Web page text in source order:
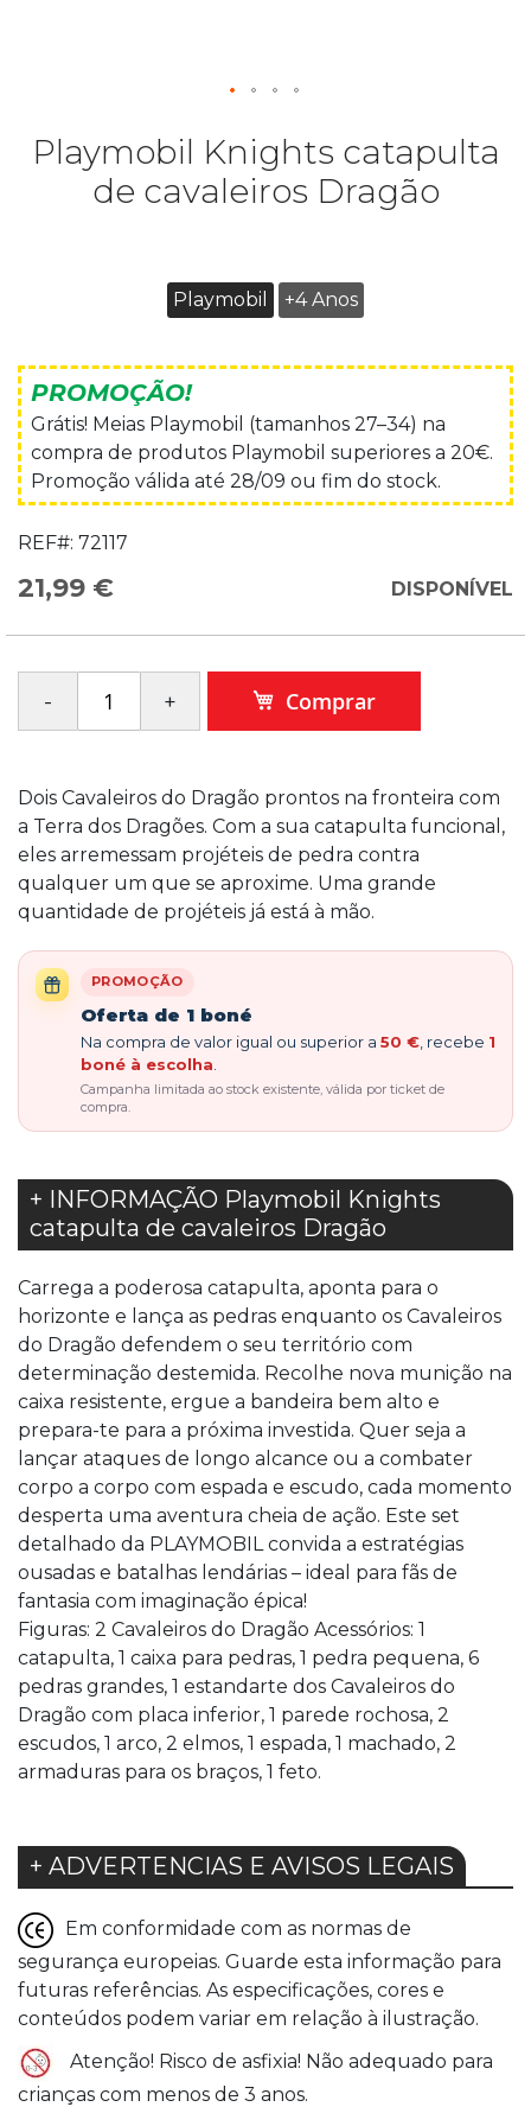
Playmobil Knights catapulta
de cavaleiros Dragão
Playmobil +4 Anos
PROMOÇÃO!
Grátis! Meias Playmobil (tamanhos 27–34) na
compra de produtos Playmobil superiores a 20€.
Promoção válida até 28/09 ou fim do stock.
REF#: 72117
21,99 € DISPONÍVEL
Comprar
Dois Cavaleiros do Dragão prontos na fronteira com
a Terra dos Dragões. Com a sua catapulta funcional,
eles arremessam projéteis de pedra contra
qualquer um que se aproxime. Uma grande
quantidade de projéteis já está à mão.
PROMOÇÃO
Oferta de 1 boné
Na compra de valor igual ou superior a 50 € , recebe 1
boné à escolha
Campanha limitada ao stock existente, válida por ticket de
compra.
+ INFORMAÇÃO Playmobil Knights
catapulta de cavaleiros Dragão
Carrega a poderosa catapulta, aponta para o
horizonte e lança as pedras enquanto os Cavaleiros
do Dragão defendem o seu território com
determinação destemida. Recolhe nova munição na
caixa resistente, ergue a bandeira bem alto e
prepara-te para a próxima investida. Quer seja a
lançar ataques de longo alcance ou a combater
corpo a corpo com espada e escudo, cada momento
desperta uma aventura cheia de ação. Este set
detalhado da PLAYMOBIL convida a estratégias
ousadas e batalhas lendárias – ideal para fãs de
fantasia com imaginação épica!
Figuras: 2 Cavaleiros do Dragão Acessórios: 1
catapulta, 1 caixa para pedras, 1 pedra pequena, 6
pedras grandes, 1 estandarte dos Cavaleiros do
Dragão com placa inferior, 1 parede rochosa, 2
escudos, 1 arco, 2 elmos, 1 espada, 1 machado, 2
armaduras para os braços, 1 feto.
+ ADVERTENCIAS E AVISOS LEGAIS
Em conformidade com as normas de
segurança europeias. Guarde esta informação para
futuras referências. As especificações, cores e
conteúdos podem variar em relação à ilustração.
Atenção! Risco de asfixia! Não adequado para
crianças com menos de 3 anos.